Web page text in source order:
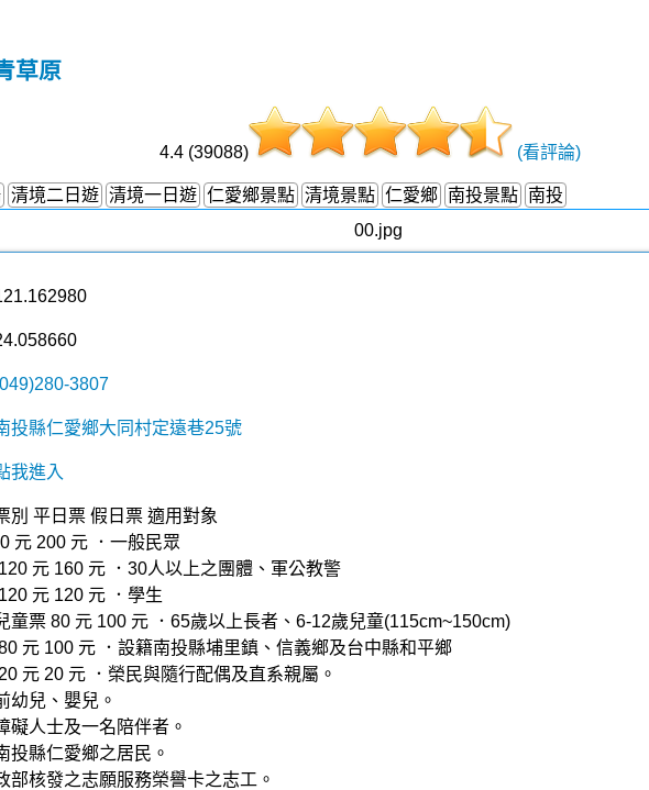
草原
4.4 (39088) (看評論)
清境二日遊 清境一日遊 仁愛鄉景點 清境景點 仁愛鄉 南投景點 南投
3807
投縣仁愛鄉大同村定遠巷25號
我進入
別 平日票 假日票 適用對象
元 200 元 ．一般民眾
元 160 元 ．30人以上之團體、軍公教警
元 120 元 ．學生
童票 80 元 100 元 ．65歲以上長者、6-12歲兒童(115cm~150cm)
元 100 元 ．設籍南投縣埔里鎮、信義鄉及台中縣和平鄉
元 20 元 ．榮民與隨行配偶及直系親屬。
幼兒、嬰兒。
礙人士及一名陪伴者。
投縣仁愛鄉之居民。
部核發之志願服務榮譽卡之志工。